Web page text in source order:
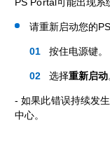
请重新启动您的PS
按住电源键。
选择重新启动
- 如果此错误持续发
中心。